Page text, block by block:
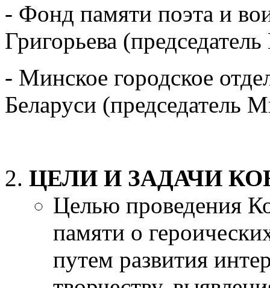
- Фонд памяти поэта и
Григорьева
- Минское городское
Беларуси (председатель
ЦЕЛИ И ЗАДАЧИ
Целью проведения
памяти о
путем развития